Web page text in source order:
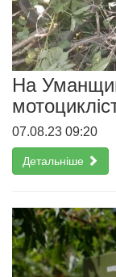
На
07.08.23 09:20
Детальніше